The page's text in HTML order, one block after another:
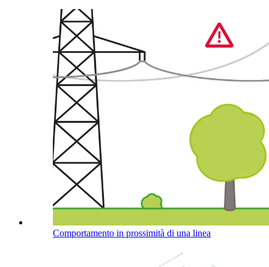
Comportamento in prossimità di una linea